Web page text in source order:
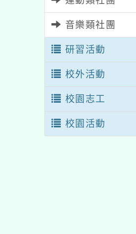
音樂類社團
研習活動
校外活動
校園志工
校園活動